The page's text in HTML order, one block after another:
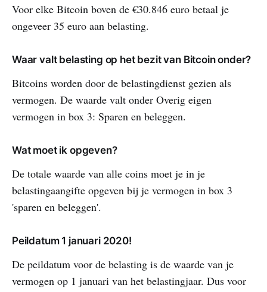
Voor elke Bitcoin boven de €30.846 euro betaal je
ongeveer 35 euro aan belasting.
Waar valt belasting op het bezit van Bitcoin onder?
Bitcoins worden door de belastingdienst gezien als
vermogen. De waarde valt onder Overig eigen
vermogen in box 3: Sparen en beleggen.
Wat moet ik opgeven?
De totale waarde van alle coins moet je in je
belastingaangifte opgeven bij je vermogen in box 3
'sparen en beleggen'.
Peildatum 1 januari 2020!
De peildatum voor de belasting is de waarde van je
vermogen op 1 januari van het belastingjaar. Dus voor